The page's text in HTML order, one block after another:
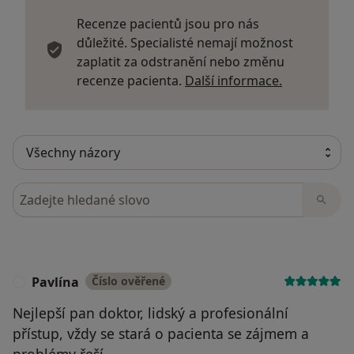
Recenze pacientů jsou pro nás
důležité. Specialisté nemají možnost
zaplatit za odstranění nebo změnu
recenze pacienta. Další informace.
Hledejte v názorech
Pavlína Číslo ověřené
Nejlepší pan doktor, lidský a profesionální
přístup, vždy se stará o pacienta se zájmem a